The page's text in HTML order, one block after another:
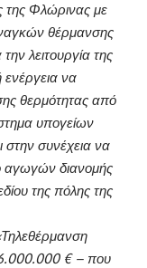
της Φλώρινας με
θέρμανσης
την λειτουργία της
ενέργεια να
θερμότητας από
υπογείων
συνέχεια να
αγωγών διανομής
της πόλης της
€ – που